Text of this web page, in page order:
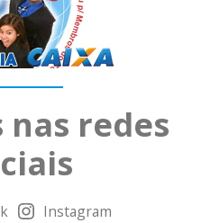
nas redes
Instagram